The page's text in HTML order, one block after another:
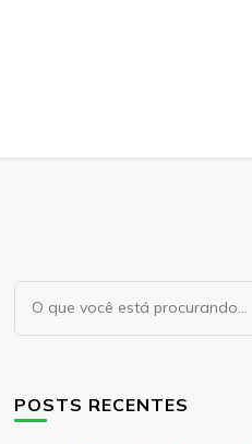
Procurando
algo?
POSTS RECENTES